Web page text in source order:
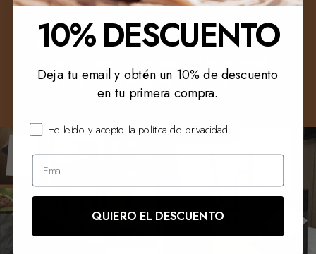
→ Queremos que lo lleves, que lo hagas
tuyo, que te acompañe, que hable por ti
que deje huella en quien lo reciba.
10% DESCUENTO
Deja tu email y obtén un 10% de descuento
en tu primera compra.
He leído y acepto la política de privacidad
QUIERO EL DESCUENTO